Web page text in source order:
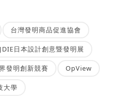
台灣發明商品促進協會
JDIE日本設計創意暨發明展
發明創新競賽 OpView
大學